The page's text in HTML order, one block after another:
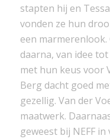
stapten hij en
vonden ze hun
een
daarna, van idee
met hun keus voor
Berg dacht goed
gezellig. Van der
maatwerk.
geweest bij NEFF